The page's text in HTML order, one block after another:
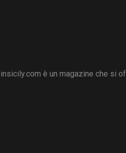
è un magazine che si